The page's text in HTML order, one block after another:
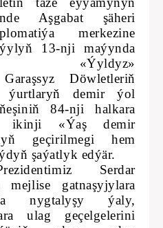
Aşgabat şäheri
merkezine
13-nji maýynda
«Ýyldyz»
Döwletleriň
ýurtlaryň demir ýol
84-nji halkara
ikinji «Ýaş demir
geçirilmegi hem
şaýatlyk edýär.
Serdar
mejlise gatnaşyjylara
nygtalyşy ýaly,
ulag geçelgelerini